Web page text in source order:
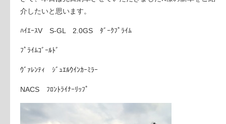
介したいと思います。
ﾊｲｴｰｽV S-GL 2.0GS ﾀﾞｰｸﾌﾟﾗｲﾑ
ﾌﾟﾗｲﾑｺﾞｰﾙﾄﾞ
ｳﾞｧﾚﾝﾃｨ ｼﾞｭｴﾙｳｲﾝｶｰﾐﾗｰ
NACS ﾌﾛﾝﾄﾗｲﾅｰﾘｯﾌﾟ